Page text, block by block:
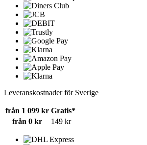
Leveranskostnader för Sverige
från 1 099 kr Gratis*
från 0 kr
149 kr